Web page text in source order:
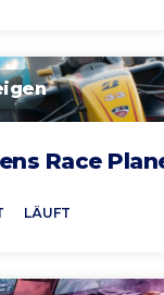
Race
LÄUFT